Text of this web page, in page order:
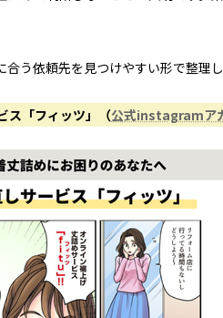
う依頼先を見つけやすい形で整理し
ス「フィッツ」（公式instagramア